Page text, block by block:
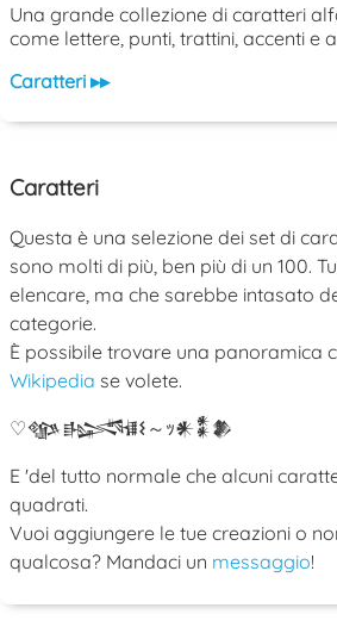
Una grande collezione di caratteri
come lettere, punti, trattini, accenti e
Caratteri ▸▸
Caratteri
Questa è una selezione dei set di
sono molti di più, ben più di un 100.
elencare, ma che sarebbe intasato
categorie.
È possibile trovare una panoramica
Wikipedia se volete.
♡𒀲𒈙𐌔 ～ ｯ𒀭 𒀮𒆎
E 'del tutto normale che alcuni
quadrati.
Vuoi aggiungere le tue creazioni o
qualcosa? Mandaci un messaggio!